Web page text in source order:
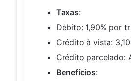
Taxas:
Débito: 1,90% por
Crédito à vista:
Crédito parcelado:
Benefícios: